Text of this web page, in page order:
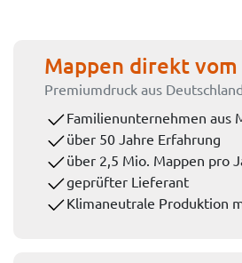
Mappen direkt
Premiumdruck aus Deutschland
Familienunternehmen aus
über 50 Jahre Erfahrung
über 2,5 Mio. Mappen pro
geprüfter Lieferant
Klimaneutrale Produktion